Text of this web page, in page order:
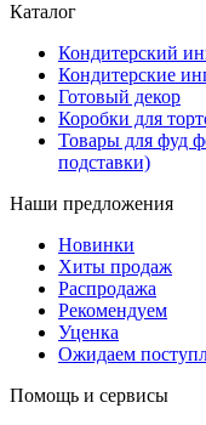
Каталог
Кондитерский
Кондитерские
Готовый декор
Коробки для
Товары для фуд
подставки)
Наши предложения
Новинки
Хиты продаж
Распродажа
Рекомендуем
Уценка
Ожидаем
Помощь и сервисы